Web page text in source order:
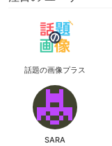
話題の画像プラス
SARA